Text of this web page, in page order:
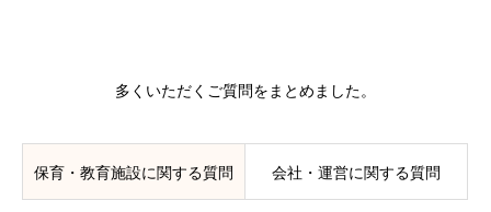
多くいただくご質問をまとめました。
保育・教育施設に関する質問 会社・運営に関する質問